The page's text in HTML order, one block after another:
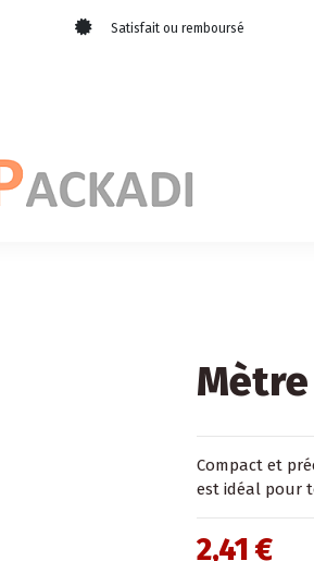
Satisfait ou remboursé
Compact et
est idéal pour
2,41 €